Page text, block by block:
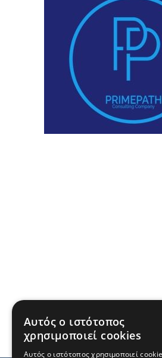
Αυτός ο ιστότοπος
χρησιμοποιεί cookies
Αυτός ο ιστότοπος χρησιμοποιεί